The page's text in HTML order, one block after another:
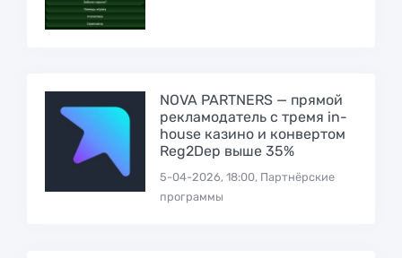
NOVA PARTNERS — прямой
рекламодатель с тремя in-
house казино и конвертом
Reg2Dep выше 35%
5-04-2026, 18:00, Партнёрские
программы